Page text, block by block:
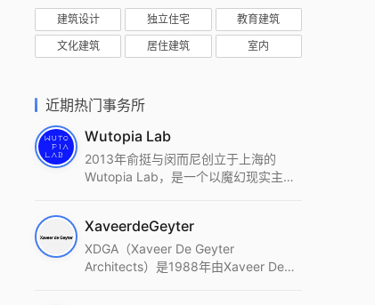
建筑设计 独立住宅 教育建筑
文化建筑 居住建筑 室内
近期热门事务所
Wutopia Lab
2013年俞挺与闵而尼创立于上海的
Wutopia Lab，是一个以魔幻现实主
统这种新的思维范式为基础，以上海性
和生活性为介入设计的原点，以建筑为
工具，从而推动建筑学和社会学进步。
XaveerdeGeyter
XDGA（Xaveer De Geyter
Architects）是1988年由Xaveer De